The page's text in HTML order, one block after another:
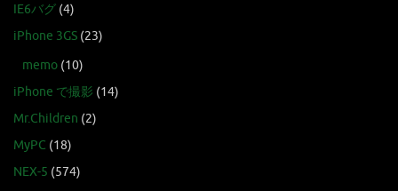
IE6バグ (4)
iPhone 3GS (23)
memo (10)
iPhone で撮影 (14)
Mr.Children (2)
MyPC (18)
NEX-5 (574)